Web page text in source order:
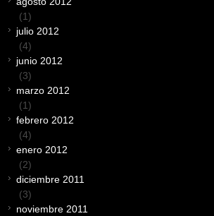
(1)
julio 2012
(4)
junio 2012
(3)
marzo 2012
(1)
febrero 2012
(4)
enero 2012
(2)
diciembre 2011
(3)
noviembre 2011